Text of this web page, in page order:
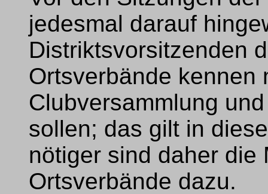
jedesmal darauf
Distriktsvorsitzenden
Ortsverbände kennen
Clubversammlung
sollen; das gilt in
nötiger sind daher die
Ortsverbände dazu.